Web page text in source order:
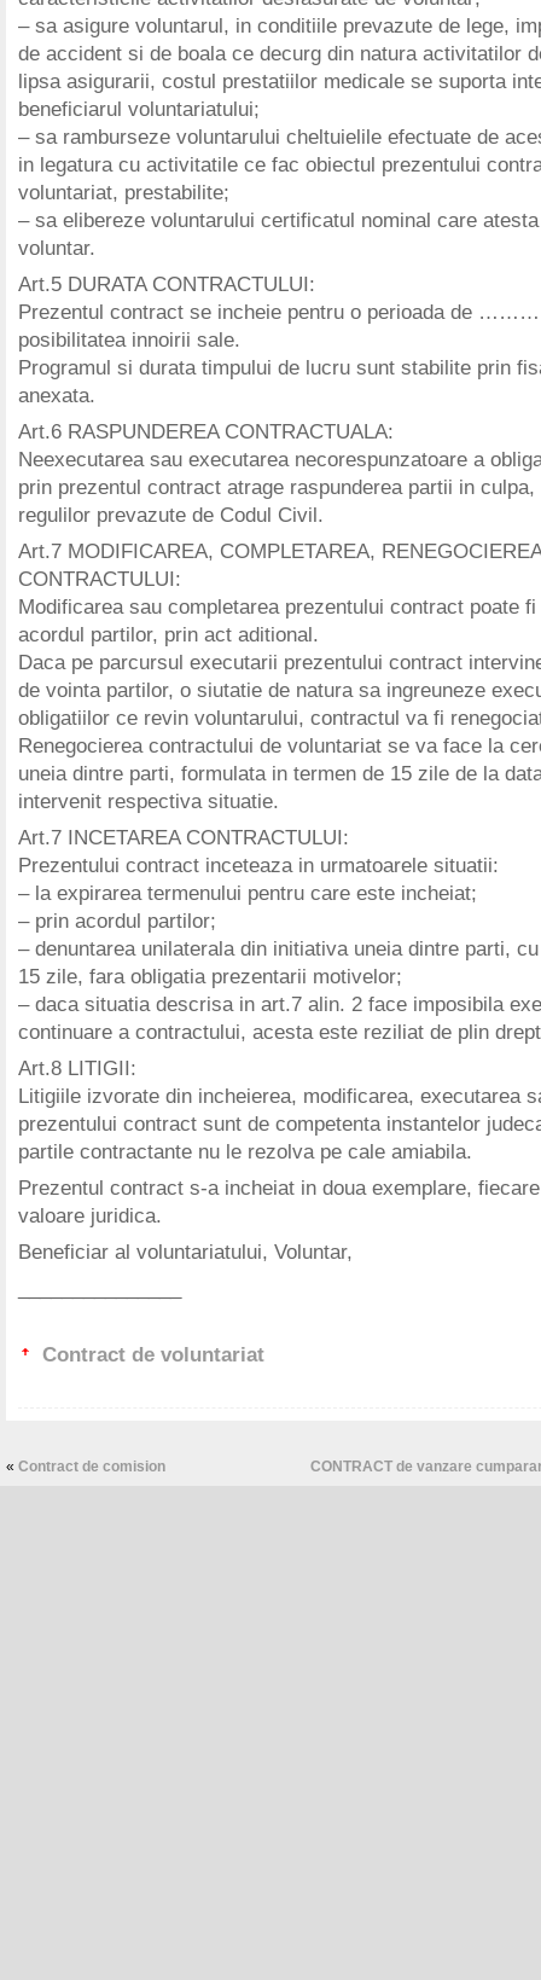
– sa asigure voluntarul, in conditiile prevazute de lege,
de accident si de boala ce decurg din natura activitatilor
lipsa asigurarii, costul prestatiilor medicale se suporta
beneficiarul voluntariatului;
– sa ramburseze voluntarului cheltuielile efectuate de
in legatura cu activitatile ce fac obiectul prezentului
voluntariat, prestabilite;
– sa elibereze voluntarului certificatul nominal care
voluntar.
Art.5 DURATA CONTRACTULUI:
Prezentul contract se incheie pentru o perioada de
posibilitatea innoirii sale.
Programul si durata timpului de lucru sunt stabilite prin
anexata.
Art.6 RASPUNDEREA CONTRACTUALA:
Neexecutarea sau executarea necorespunzatoare a
prin prezentul contract atrage raspunderea partii in
regulilor prevazute de Codul Civil.
Art.7 MODIFICAREA, COMPLETAREA, RENEGOCIEREA
CONTRACTULUI:
Modificarea sau completarea prezentului contract poate
acordul partilor, prin act aditional.
Daca pe parcursul executarii prezentului contract
de vointa partilor, o siutatie de natura sa ingreuneze
obligatiilor ce revin voluntarului, contractul va fi
Renegocierea contractului de voluntariat se va face la
uneia dintre parti, formulata in termen de 15 zile de la
intervenit respectiva situatie.
Art.7 INCETAREA CONTRACTULUI:
Prezentului contract inceteaza in urmatoarele situatii:
– la expirarea termenului pentru care este incheiat;
– prin acordul partilor;
– denuntarea unilaterala din initiativa uneia dintre parti,
15 zile, fara obligatia prezentarii motivelor;
– daca situatia descrisa in art.7 alin. 2 face imposibila
continuare a contractului, acesta este reziliat de plin
Art.8 LITIGII:
Litigiile izvorate din incheierea, modificarea, executarea
prezentului contract sunt de competenta instantelor
partile contractante nu le rezolva pe cale amiabila.
Prezentul contract s-a incheiat in doua exemplare,
valoare juridica.
Beneficiar al voluntariatului, Voluntar,
Contract de voluntariat
« Contract de comision CONTRACT de vanzare